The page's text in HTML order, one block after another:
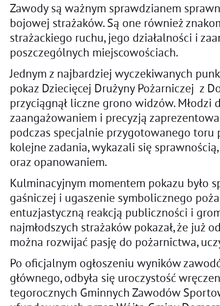
Zawody są ważnym sprawdzianem
bojowej strażaków. Są one również
strażackiego ruchu, jego działalności i
poszczególnych miejscowościach.
Jednym z najbardziej wyczekiwanych
pokaz Dziecięcej Drużyny Pożarniczej z
przyciągnął liczne grono widzów. Młodzi
zaangażowaniem i precyzją
podczas specjalnie przygotowanego toru
kolejne zadania, wykazali się
oraz opanowaniem.
Kulminacyjnym momentem pokazu było
gaśniczej i ugaszenie symbolicznego
entuzjastyczną reakcją publiczności i
najmłodszych strażaków pokazał, że już
można rozwijać pasję do pożarnictwa,
Po oficjalnym ogłoszeniu wyników
głównego, odbyła się uroczystość
tegorocznych Gminnych Zawodów